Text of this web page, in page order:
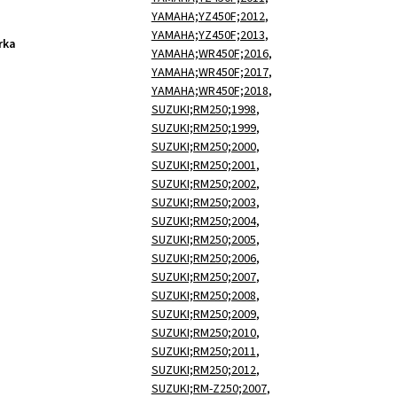
YAMAHA;YZ450F;2012,
YAMAHA;YZ450F;2013,
YAMAHA;WR450F;2016,
YAMAHA;WR450F;2017,
YAMAHA;WR450F;2018,
SUZUKI;RM250;1998,
SUZUKI;RM250;1999,
SUZUKI;RM250;2000,
SUZUKI;RM250;2001,
SUZUKI;RM250;2002,
SUZUKI;RM250;2003,
SUZUKI;RM250;2004,
SUZUKI;RM250;2005,
SUZUKI;RM250;2006,
SUZUKI;RM250;2007,
SUZUKI;RM250;2008,
SUZUKI;RM250;2009,
SUZUKI;RM250;2010,
SUZUKI;RM250;2011,
SUZUKI;RM250;2012,
SUZUKI;RM-Z250;2007,